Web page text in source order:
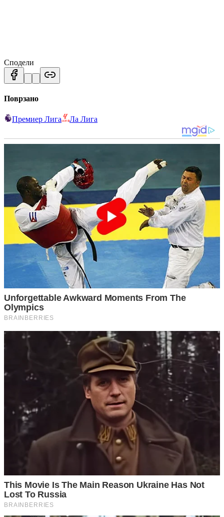
Сподели
Поврзано
Премиер Лига Ла Лига